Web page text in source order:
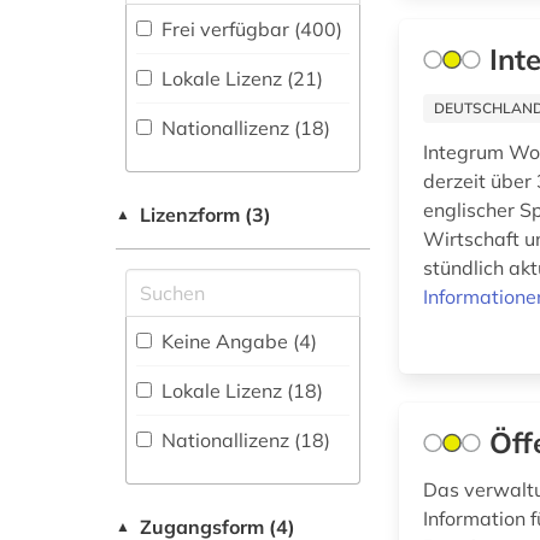
Energietechnik (13)
Ethnologie (13)
Firmeninformationen
(1)
Germanistik.
Niederlandistik.
Skandinavistik (15)
Geschichte (76)
Geschichte der
altdänisch (1)
altfäröisch (1)
altgutnisch (1)
altschwedisch (1)
amerika (1)
amtliche publikation
amts- und
regierungsdokumente
Forschungsdatenrepositorien
Disziplinäre
Repositorien (2
National-,
Regionalbibliographie
(2
Portal (55)
Sammlung Nicht-
Frei verfügbar (400)
Lokale Lizenz (21)
Nationallizenz (18)
▲ Lizenzform (3)
Keine Angabe (4)
Lokale Lizenz (18)
Nationallizenz (18)
▲ Zugangsform (4)
Integrum
derzeit über
englischer
Wirtschaft
stündlich
Das
Information